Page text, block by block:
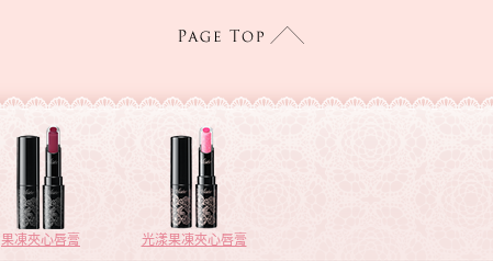
果凍夾心唇膏 光漾果凍夾心唇膏